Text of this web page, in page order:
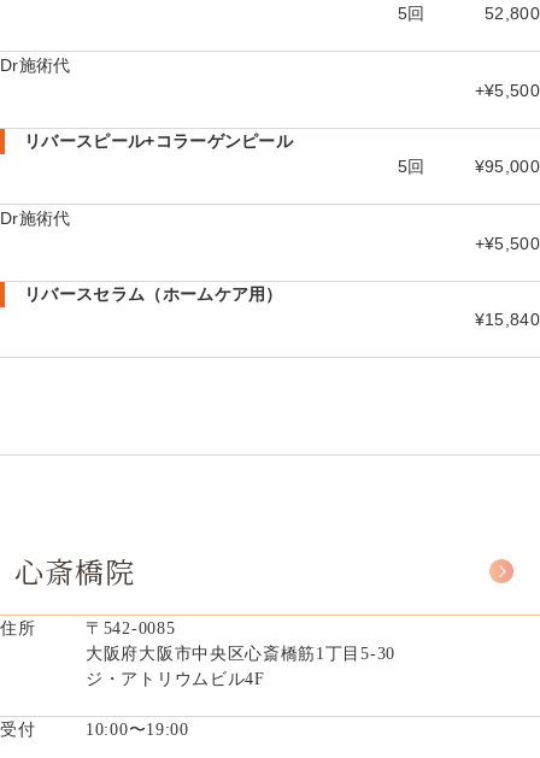
5回
52,800
Dr施術代
+¥5,500
リバースピール+コラーゲンピール
5回
¥95,000
Dr施術代
+¥5,500
リバースセラム（ホームケア用）
¥15,840
心斎橋院
住所
〒542-0085
大阪府大阪市中央区心斎橋筋1丁目5-30
ジ・アトリウムビル4F
受付 10:00〜19:00